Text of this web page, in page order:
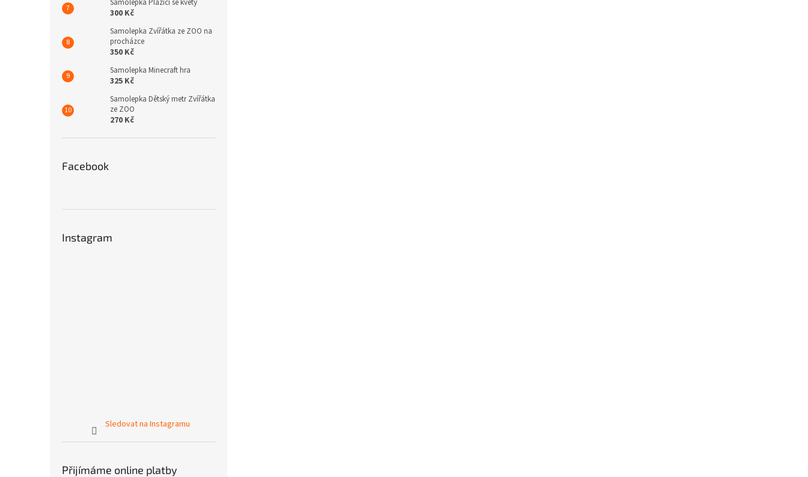
Samolepka Plazící se květy
300 Kč
Samolepka Zvířátka ze ZOO na
procházce
350 Kč
Samolepka Minecraft hra
325 Kč
Samolepka Dětský metr Zvířátka
ze ZOO
270 Kč
Facebook
Instagram
Sledovat na Instagramu
Přijímáme online platby